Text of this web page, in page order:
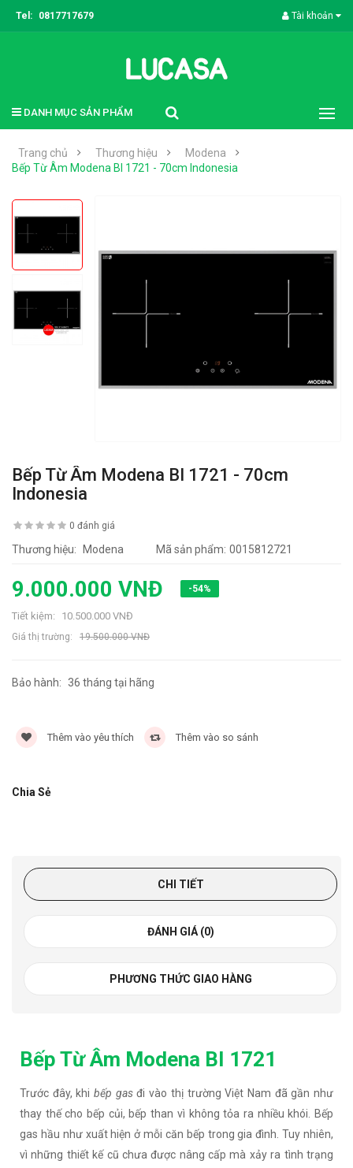
Tel: 0817717679 Tài khoản
DANH MỤC SẢN PHẨM
Trang chủ Thương hiệu
Modena
Bếp Từ Âm Modena BI 1721 - 70cm Indonesia
Bếp Từ Âm Modena BI 1721 - 70cm
Indonesia
0 đánh giá
Thương hiệu: Modena Mã sản phẩm: 0015812721
9.000.000 VNĐ -54%
Tiết kiệm: 10.500.000 VNĐ
Giá thị trường: 19.500.000 VNĐ
Bảo hành: 36 tháng tại hãng
Thêm vào yêu thích Thêm vào so sánh
Chia Sẻ
CHI TIẾT
ĐÁNH GIÁ (0)
PHƯƠNG THỨC GIAO HÀNG
Bếp Từ Âm Modena BI 1721
Trước đây, khibếp gasđi vào thị trường Việt Nam đã gần như
thay thế cho bếp củi, bếp than vì không tỏa ra nhiều khói. Bếp
gas hầu như xuất hiện ở mỗi căn bếp trong gia đình. Tuy nhiên,
vì những thiết kế cũ chưa được nâng cấp mà xảy ra tình trạng